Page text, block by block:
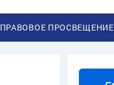
ПРАВОВОЕ ПРОСВЕЩЕНИЕ